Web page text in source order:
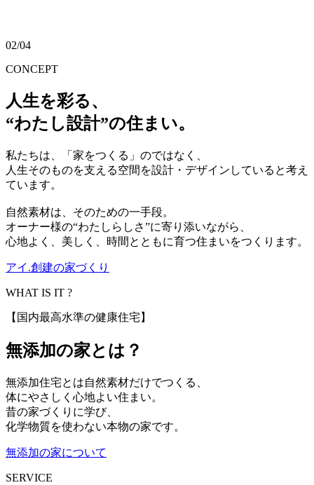
02/04
CONCEPT
人生を彩る、
“わたし設計”の住まい。
私たちは、「家をつくる」のではなく、
人生そのものを支える空間を設計・デザインしていると考え
ています。
自然素材は、そのための一手段。
オーナー様の“わたしらしさ”に寄り添いながら、
心地よく、美しく、時間とともに育つ住まいをつくります。
アイ.創建の家づくり
WHAT IS IT ?
【国内最高水準の健康住宅】
無添加の家とは？
無添加住宅とは自然素材だけでつくる、
体にやさしく心地よい住まい。
昔の家づくりに学び、
化学物質を使わない本物の家です。
無添加の家について
SERVICE